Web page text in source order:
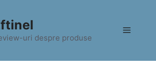
uri despre produse
Meniu